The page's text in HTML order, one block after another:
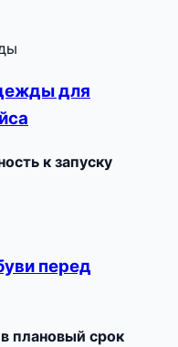
для
к запуску
перед
плановый срок